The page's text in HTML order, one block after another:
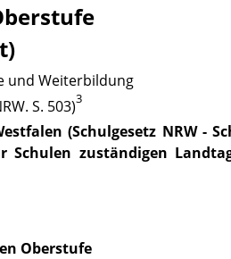
und Weiterbildung
S. 503)3
(Schulgesetz NRW -
zuständigen
Oberstufe